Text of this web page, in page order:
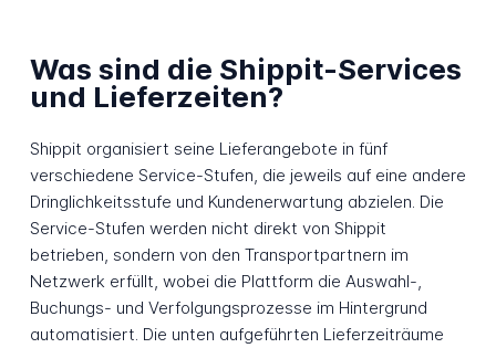
Was sind die Shippit-Services
und Lieferzeiten?
Shippit organisiert seine Lieferangebote in fünf
verschiedene Service-Stufen, die jeweils auf eine andere
Dringlichkeitsstufe und Kundenerwartung abzielen. Die
Service-Stufen werden nicht direkt von Shippit
betrieben, sondern von den Transportpartnern im
Netzwerk erfüllt, wobei die Plattform die Auswahl-,
Buchungs- und Verfolgungsprozesse im Hintergrund
automatisiert. Die unten aufgeführten Lieferzeiträume